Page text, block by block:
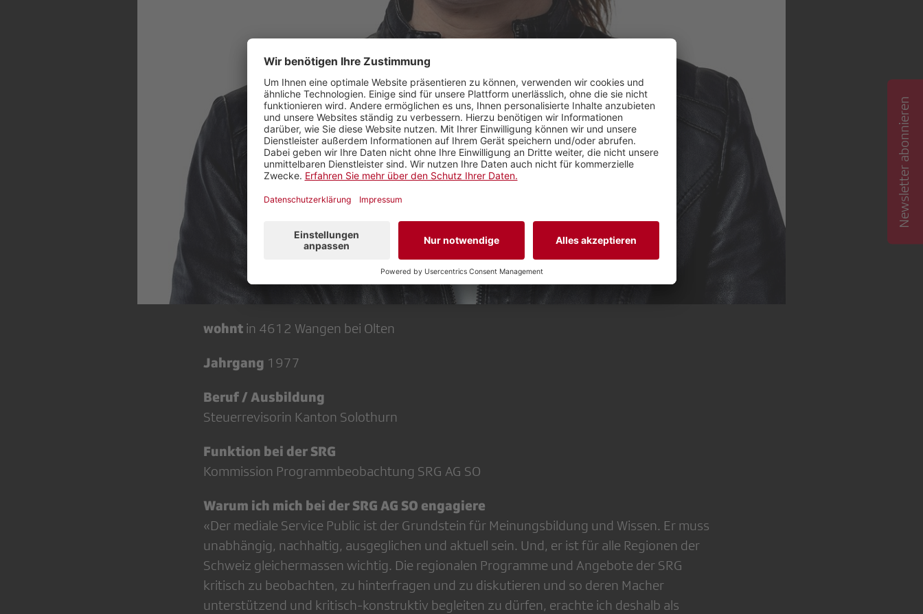
wohnt in 4612 Wangen bei Olten
Jahrgang 1977
Beruf / Ausbildung
Steuerrevisorin Kanton Solothurn
Funktion bei der SRG
Kommission Programmbeobachtung SRG AG SO
Warum ich mich bei der SRG AG SO engagiere
«Der mediale Service Public ist der Grundstein für Meinungsbildung und Wissen. Er muss
unabhängig, nachhaltig, ausgeglichen und aktuell sein. Und, er ist für alle Regionen der
Schweiz gleichermassen wichtig. Die regionalen Programme und Angebote der SRG
kritisch zu beobachten, zu hinterfragen und zu diskutieren und so deren Macher
unterstützend und kritisch-konstruktiv begleiten zu dürfen, erachte ich deshalb als
Newsletter abonnieren